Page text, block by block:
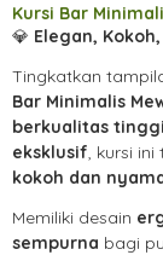
Kursi Bar
💎 Elegan,
Tingkatkan
Bar Minimalis
berkualitas tinggi
eksklusif, kursi ini
kokoh dan
Memiliki desain
sempurna bagi